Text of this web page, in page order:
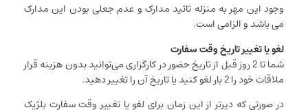
وجود این مهر به منزله تائید مدارک و عدم جعلی بودن این مدارک
می باشد و الزامی است.
لغو یا تغییر تاریخ وقت سفارت
شما تا 2 روز قبل از تاریخ حضور در کارگزاری می‌توانید بدون هزینه قرار
ملاقات خود را 2 بار لغو کنید یا تاریخ آن را تغییر دهید.
در صورتی که دیر‌تر از این زمان برای لغو یا تغییر وقت سفارت بلژیک